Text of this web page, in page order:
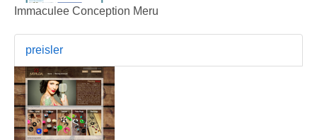
Immaculee Conception Meru
preisler